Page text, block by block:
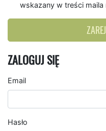
wskazany w treści
ZALOGUJ SIĘ
Email
Hasło